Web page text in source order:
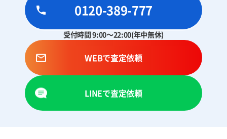
0120-389-777
受付時間 9:00～22:00(年中無休)
WEBで査定依頼
LINEで査定依頼